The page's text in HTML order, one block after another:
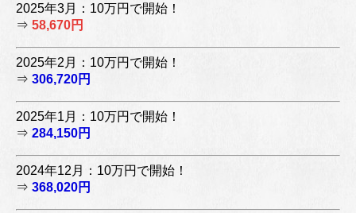
2025年3月：10万円で開始！
⇒ 58,670円
2025年2月：10万円で開始！
⇒ 306,720円
2025年1月：10万円で開始！
⇒ 284,150円
2024年12月：10万円で開始！
⇒ 368,020円